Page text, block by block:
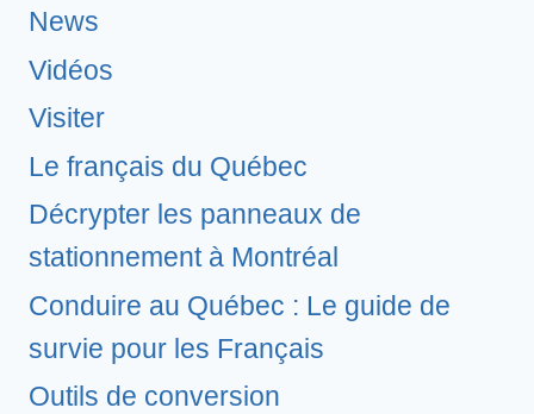
News
Vidéos
Visiter
Le français du Québec
Décrypter les panneaux de
stationnement à Montréal
Conduire au Québec : Le guide de
survie pour les Français
Outils de conversion